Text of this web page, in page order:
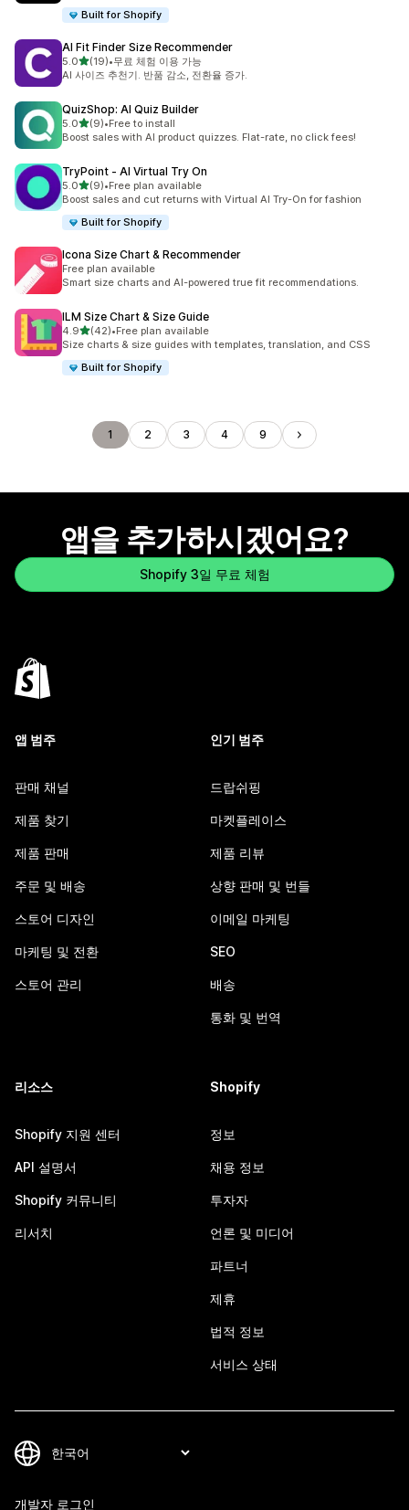
Built for Shopify
AI Fit Finder Size Recommender
5.0별 5개 중
(19)
총 리뷰 19개
•무료 체험 이용 가능
AI 사이즈 추천기. 반품 감소, 전환율 증가.
QuizShop: AI Quiz Builder
5.0별 5개 중
(9)
총 리뷰 9개
•Free to install
Boost sales with AI product quizzes. Flat-rate, no click fees!
TryPoint ‑ AI Virtual Try On
5.0별 5개 중
(9)
총 리뷰 9개
•Free plan available
Boost sales and cut returns with Virtual AI Try-On for fashion
Built for Shopify
Icona Size Chart & Recommender
Free plan available
Smart size charts and AI-powered true fit recommendations.
ILM Size Chart & Size Guide
4.9별 5개 중
(42)
총 리뷰 42개
•Free plan available
Size charts & size guides with templates, translation, and CSS
Built for Shopify
1 2 3 4 9
앱을 추가하시겠어요?
Shopify 3일 무료 체험
앱 범주
판매 채널
제품 찾기
제품 판매
주문 및 배송
스토어 디자인
마케팅 및 전환
스토어 관리
인기 범주
드랍쉬핑
마켓플레이스
제품 리뷰
상향 판매 및 번들
이메일 마케팅
SEO
배송
통화 및 번역
리소스
Shopify 지원 센터
API 설명서
Shopify 커뮤니티
리서치
Shopify
정보
채용 정보
투자자
언론 및 미디어
파트너
제휴
법적 정보
서비스 상태
개발자 로그인